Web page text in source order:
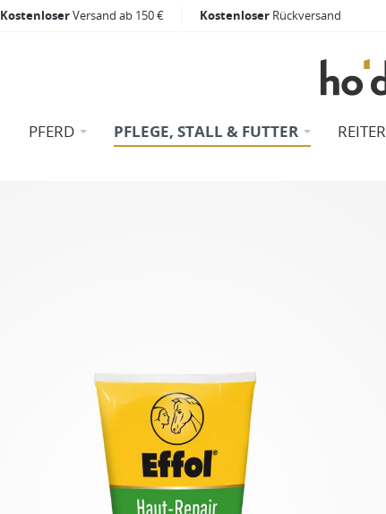
KostenloserVersand ab 150 € Kostenloser Rückversand
PFERD PFLEGE, STALL & FUTTER REITER